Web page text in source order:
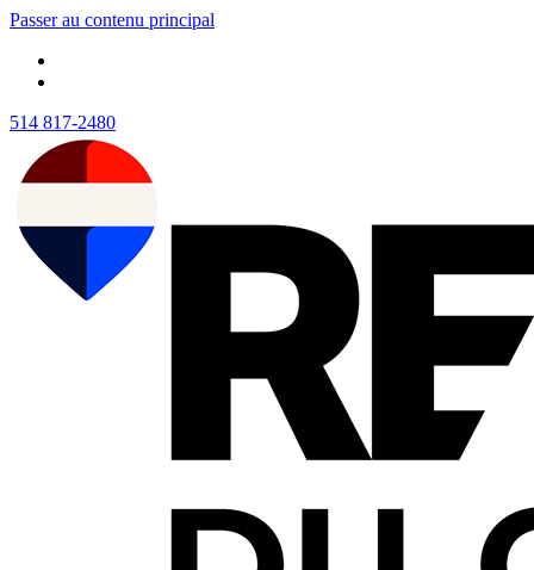
Passer au contenu principal
514 817-2480